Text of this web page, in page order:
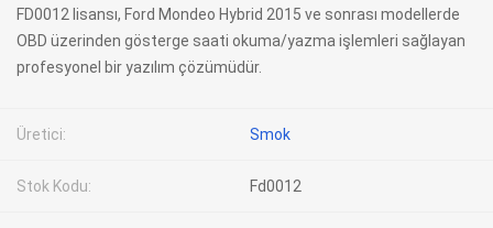
FD0012 lisansı, Ford Mondeo Hybrid 2015 ve sonrası modellerde
OBD üzerinden gösterge saati okuma/yazma işlemleri sağlayan
profesyonel bir yazılım çözümüdür.
Üretici: Smok
Stok Kodu: Fd0012